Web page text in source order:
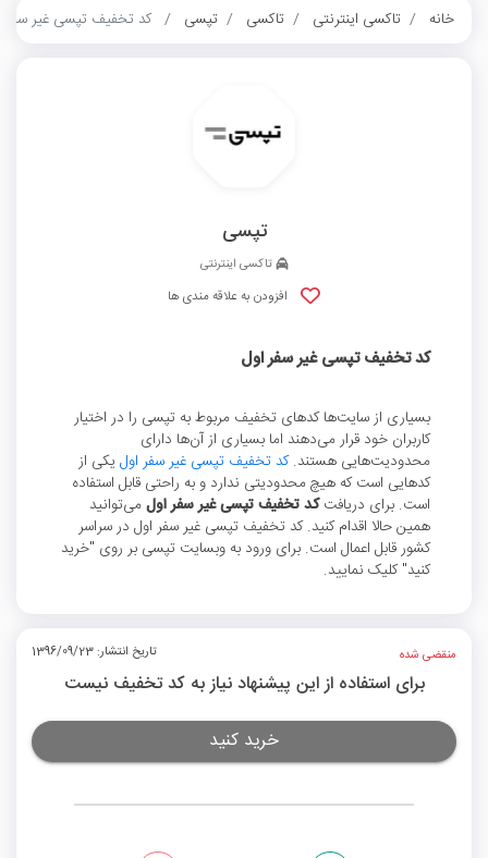
خانه تاکسی اینترنتی تاکسی تپسی کد تخفیف تپسی غیر سفر
تپسی
تاکسی اینترنتی
افزودن به علاقه مندی ها
کد تخفیف تپسی غیر سفر اول
بسیاری از سایت‌ها کدهای تخفیف مربوط به تپسی را در اختیار
کاربران خود قرار می‌دهند اما بسیاری از آن‌ها دارای
محدودیت‌هایی هستند.کد تخفیف تپسی غیر سفر اولیکی از
کدهایی است که هیچ محدودیتی ندارد و به راحتی قابل استفاده
است. برای دریافتکد تخفیف تپسی غیر سفر اولمی‌توانید
همین حالا اقدام کنید. کد تخفیف تپسی غیر سفر اول در سراسر
کشور قابل اعمال است. برای ورود به وبسایت تپسی بر روی "خرید
کنید" کلیک نمایید.
منقضی شده تاریخ انتشار: 1396/09/23
برای استفاده از این پیشنهاد نیاز به کد تخفیف نیست
خرید کنید